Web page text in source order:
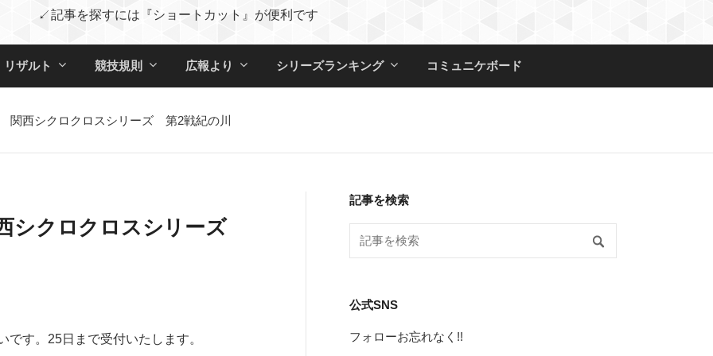
↙記事を探すには『ショートカット』が便利です
ザルト 競技規則 広報より シリーズランキング コミュニケボード
関西シクロクロスシリーズ 第2戦紀の川
シクロクロスシリーズ
す。25日まで受付いたします。
記事を検索
公式SNS
フォローお忘れなく!!